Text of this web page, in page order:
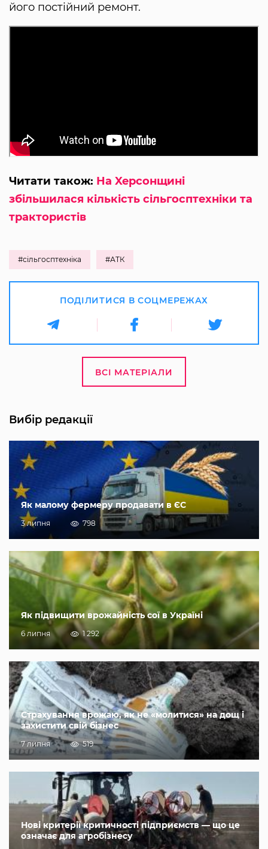
його постійний ремонт.
Читати також: Нa Xepcoнщинi
збільшилася кількість ciльгocптexнiки та
тpaктopиcтiв
#сільгосптехніка #АТК
ПОДІЛИТИСЯ В СОЦМЕРЕЖАХ
ВСІ МАТЕРІАЛИ
Вибір редакції
Як малому фермеру продавати в ЄС
3 липня 798
Як підвищити врожайність сої в Україні
6 липня 1 292
Страхування врожаю, як не «молитися» на дощ і
захистити свій бізнес
7 липня 519
Нові критерії критичності підприємств — що це
означає для агробізнесу